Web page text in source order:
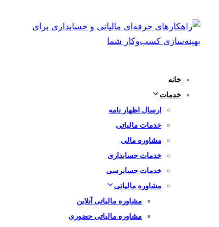
ناوبری
خانه
خدمات
ارسال اظهار نامه
خدمات مالیاتی
مشاوره مالی
خدمات حسابداری
خدمات حسابرسی
مشاوره مالیاتی
مشاوره مالیاتی آنلاین
مشاوره مالیاتی حضوری